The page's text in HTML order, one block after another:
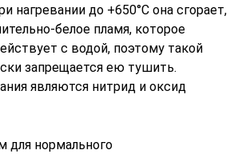
нагревании до +650°C она сгорает,
белое пламя, которое
с водой, поэтому такой
запрещается ею тушить.
являются нитрид и оксид
для нормального